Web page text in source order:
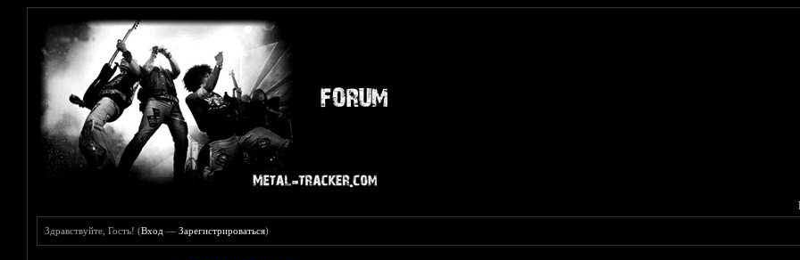
Здравствуйте, Гость! (Вход —Зарегистрироваться)